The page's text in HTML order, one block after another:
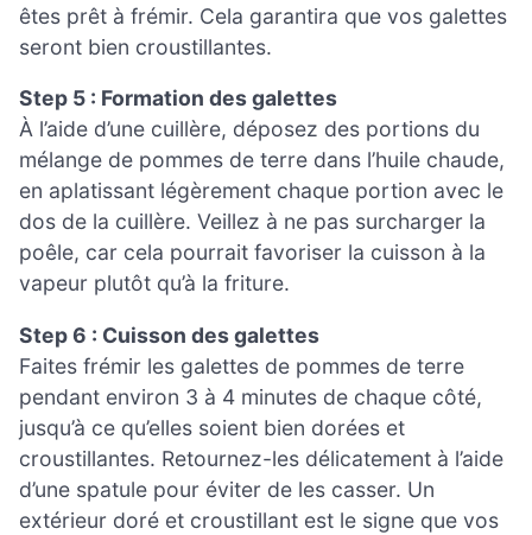
êtes prêt à frémir. Cela garantira que vos galettes
seront bien croustillantes.
Step 5 : Formation des galettes
À l’aide d’une cuillère, déposez des portions du
mélange de pommes de terre dans l’huile chaude,
en aplatissant légèrement chaque portion avec le
dos de la cuillère. Veillez à ne pas surcharger la
poêle, car cela pourrait favoriser la cuisson à la
vapeur plutôt qu’à la friture.
Step 6 : Cuisson des galettes
Faites frémir les galettes de pommes de terre
pendant environ 3 à 4 minutes de chaque côté,
jusqu’à ce qu’elles soient bien dorées et
croustillantes. Retournez-les délicatement à l’aide
d’une spatule pour éviter de les casser. Un
extérieur doré et croustillant est le signe que vos